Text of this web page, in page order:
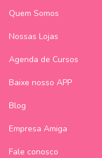
Quem Somos
Nossas Lojas
Agenda de Cursos
Baixe nosso APP
Blog
Empresa Amiga
Fale conosco